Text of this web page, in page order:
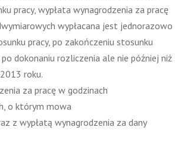
pracy, wypłata wynagrodzenia za pracę
wypłacana jest jednorazowo
pracy, po zakończeniu stosunku
po dokonaniu rozliczenia ale nie później niż
roku.
za pracę w godzinach
o którym mowa
z wypłatą wynagrodzenia za dany